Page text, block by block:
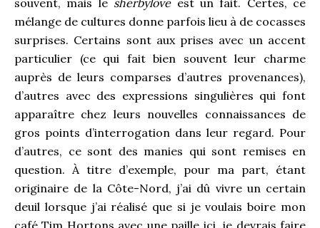
souvent, mais le sherbyloveest un fait. Certes, ce
mélange de cultures donne parfois lieu à de cocasses
surprises. Certains sont aux prises avec un accent
particulier (ce qui fait bien souvent leur charme
auprès de leurs comparses d’autres provenances),
d’autres avec des expressions singulières qui font
apparaître chez leurs nouvelles connaissances de
gros points d’interrogation dans leur regard. Pour
d’autres, ce sont des manies qui sont remises en
question. À titre d’exemple, pour ma part, étant
originaire de la Côte-Nord, j’ai dû vivre un certain
deuil lorsque j’ai réalisé que si je voulais boire mon